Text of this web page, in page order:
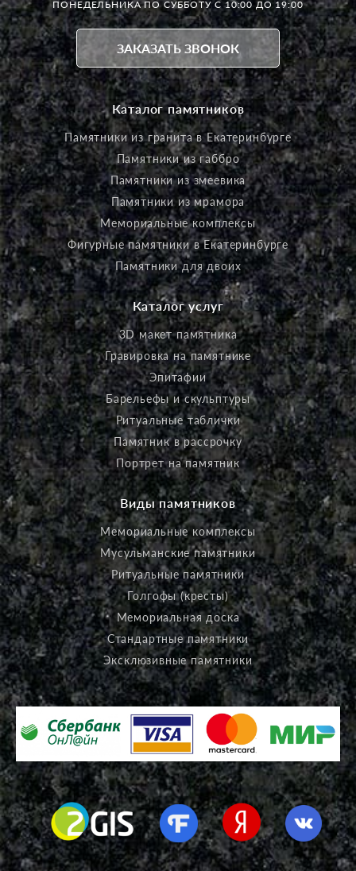
ПОНЕДЕЛЬНИКА ПО СУББОТУ С 10:00 ДО 19:00
ЗАКАЗАТЬ ЗВОНОК
Каталог памятников
Памятники из гранита в Екатеринбурге
Памятники из габбро
Памятники из змеевика
Памятники из мрамора
Мемориальные комплексы
Фигурные памятники в Екатеринбурге
Памятники для двоих
Каталог услуг
3D макет памятника
Гравировка на памятнике
Эпитафии
Барельефы и скульптуры
Ритуальные таблички
Памятник в рассрочку
Портрет на памятник
Виды памятников
Мемориальные комплексы
Мусульманские памятники
Ритуальные памятники
Голгофы (кресты)
Мемориальная доска
Стандартные памятники
Эксклюзивные памятники